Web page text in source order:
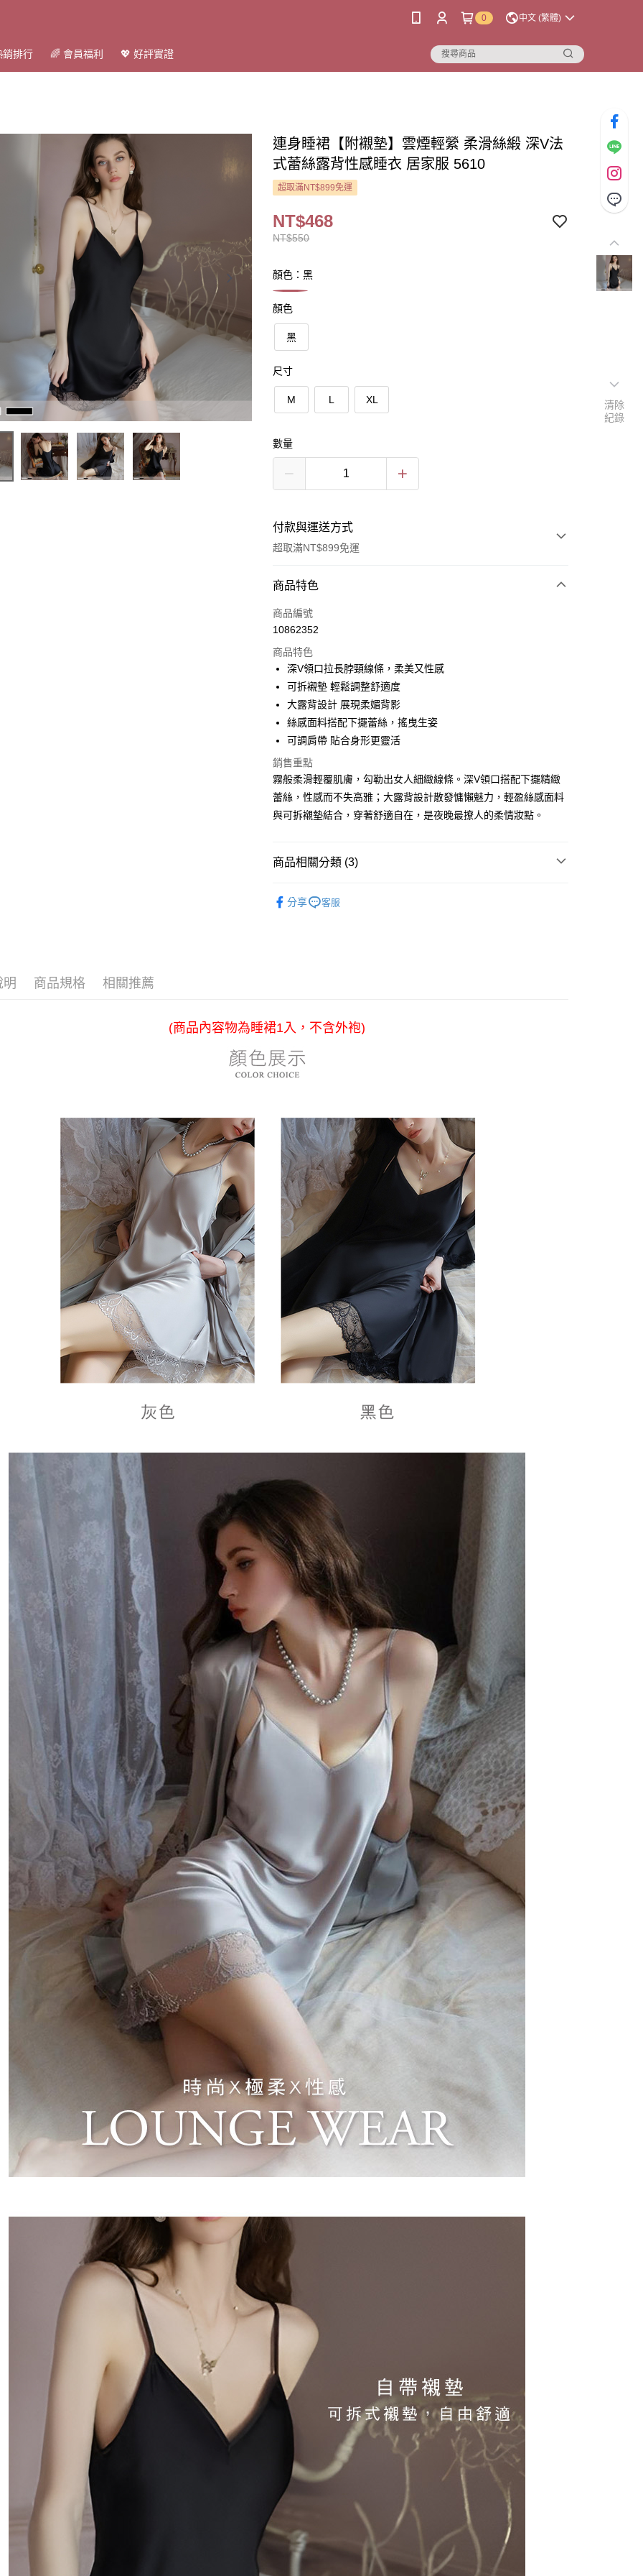
0 中文 (繁體)
銷排行 🌈 會員福利 💖 好評實證
連身睡裙【附襯墊】雲煙輕縈 柔滑絲緞 深V法
式蕾絲露背性感睡衣 居家服 5610
超取滿NT$899免運
NT$550
NT$468
顏色：黑
顏色
黑
尺寸
M L XL
數量
付款與運送方式
超取滿NT$899免運
付款方式
信用卡一次付款
LINE Pay
Apple Pay
街口支付
悠遊付
AFTEE先享後付
相關說明
【關於「AFTEE先享後付」】
AFTEE先享後付是「在收到商品之後才付款」的支付方式。 讓您購物簡單
３．安心：先確認商品／服務後，再付款。
１．於結帳方式選擇「AFTEE先享後付」後，將跳轉至「AFTEE先享後
是否繳費成功／繳費後需取消欲退款等相關疑問，請聯繫「AFTEE先享後
付客戶支援中心」 https://netprotections.freshdesk.com/support/home
【注意事項】
１．透過由恩沛科技股份有限公司提供之「AFTEE先享後付」服務完成之
https://aftee.tw/terms/#terms3
３．未成年的使用者請事先徵得法定代理人或監護人之同意方可使用
「AFTEE先享後付」，若未經同意申辦者引起之損失，本公司不負相關責
任。
４．使用「AFTEE先享後付」時，將依據個別帳號之用戶狀況，依本公司
即時審查核予不同之上限額度；若仍有額度不足之情形，本公司將視審查
結果請求用戶進行身份認證。
５．嚴禁一人註冊多個帳號或使用他人資訊註冊。若發現惡意使用之情
形，恩沛科技股份有限公司將有權停止該用戶之使用額度並採取法律行
ATM付款
運送方式
每筆NT$80，滿NT$899(含以上)免運費
付款後7-11取貨
黑貓宅急便
商品特色
商品編號
10862352
商品特色
深V領口拉長脖頸線條，柔美又性感
可拆襯墊 輕鬆調整舒適度
大露背設計 展現柔媚背影
絲感面料搭配下擺蕾絲，搖曳生姿
可調肩帶 貼合身形更靈活
銷售重點
霧般柔滑輕覆肌膚，勾勒出女人細緻線條。深V領口搭配下擺精緻
蕾絲，性感而不失高雅；大露背設計散發慵懶魅力，輕盈絲感面料
與可拆襯墊結合，穿著舒適自在，是夜晚最撩人的柔情妝點。
商品相關分類 (3)
分享 客服
明 商品規格 相關推薦
(商品內容物為睡裙1入，不含外袍)
清除
紀錄